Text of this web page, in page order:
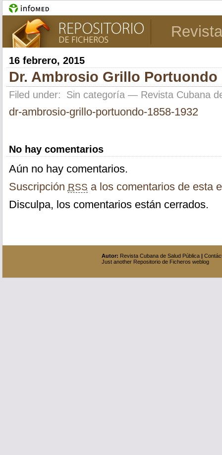
16 febrero, 2015
Dr. Ambrosio Grillo Portuondo
Filed under: Sin categoría— Revista Cubana
dr-ambrosio-grillo-portuondo-1858-1932
No hay comentarios
Aún no hay comentarios.
Suscripción RSS a los comentarios de esta
Disculpa, los comentarios están cerrados.
Autor: Revista Cubana de Salud Pública|
Just another Repositorio de Ficheros weblog